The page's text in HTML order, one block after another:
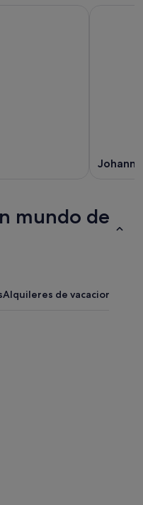
mundo de
Alquileres de vacaciones